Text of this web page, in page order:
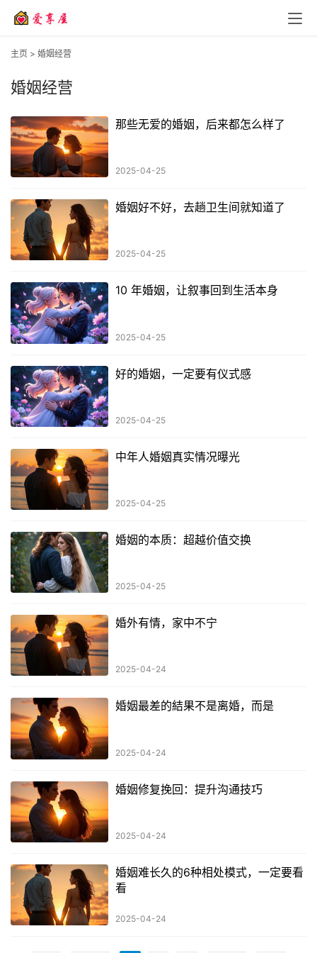
主页 > 婚姻经营
婚姻经营
那些无爱的婚姻，后来都怎么样了
2025-04-25
婚姻好不好，去趟卫生间就知道了
2025-04-25
10 年婚姻，让叙事回到生活本身
2025-04-25
好的婚姻，一定要有仪式感
2025-04-25
中年人婚姻真实情况曝光
2025-04-25
婚姻的本质：超越价值交换
2025-04-25
婚外有情，家中不宁
2025-04-24
婚姻最差的結果不是离婚，而是
2025-04-24
婚姻修复挽回：提升沟通技巧
2025-04-24
婚姻难长久的6种相处模式，一定要看
看
2025-04-24